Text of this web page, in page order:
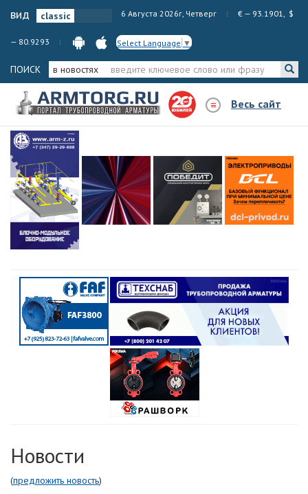
вид 6 Августа 2026г, Четверг € — 93.1901, $
— 80.9293 Select Language ▼
ПОИСК в новостях
Весь сайт
Новости
(предложить новость)